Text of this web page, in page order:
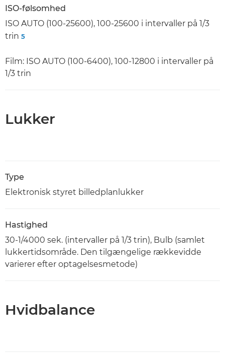
ISO-følsomhed
ISO AUTO (100-25600), 100-25600 i intervaller på 1/3
trin 5
Film: ISO AUTO (100-6400), 100-12800 i intervaller på
1/3 trin
Lukker
Type
Elektronisk styret billedplanlukker
Hastighed
30-1/4000 sek. (intervaller på 1/3 trin), Bulb (samlet
lukkertidsområde. Den tilgængelige rækkevidde
varierer efter optagelsesmetode)
Hvidbalance